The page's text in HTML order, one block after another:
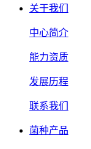
关于我们
中心简介
能力资质
发展历程
联系我们
菌种产品